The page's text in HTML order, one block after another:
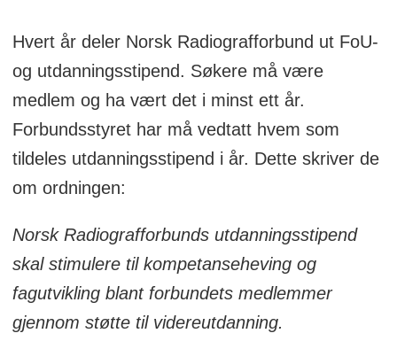
Hvert år deler Norsk Radiografforbund ut FoU-
og utdanningsstipend. Søkere må være
medlem og ha vært det i minst ett år.
Forbundsstyret har må vedtatt hvem som
tildeles utdanningsstipend i år. Dette skriver de
om ordningen:
Norsk Radiografforbunds utdanningsstipend
skal stimulere til kompetanseheving og
fagutvikling blant forbundets medlemmer
gjennom støtte til videreutdanning.